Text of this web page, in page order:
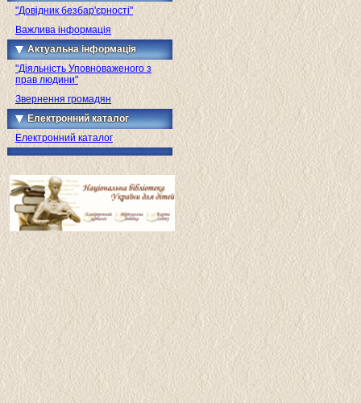
"Довідник безбар'єрності"
Важлива інформація
Актуальна інформація
"Діяльність Уповноваженого з
прав людини"
Звернення громадян
Електронний каталог
Електронний каталог